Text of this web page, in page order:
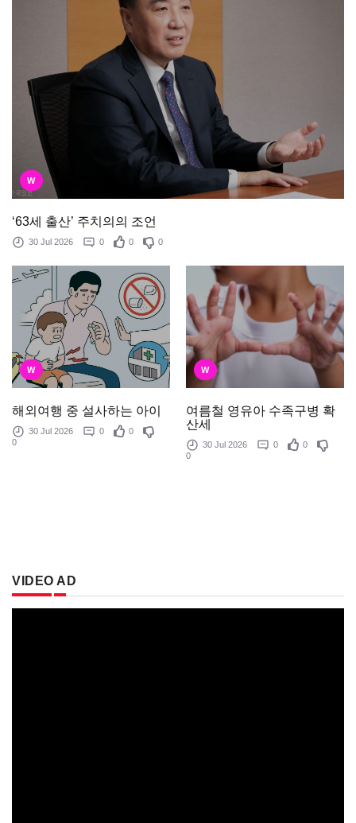
W
‘63세 출산’ 주치의의 조언
30 Jul 2026 0 0 0
W
해외여행 중 설사하는 아이
30 Jul 2026 0
0
0
W
여름철 영유아 수족구병 확
산세
30 Jul 2026 0
0
0
VIDEO AD